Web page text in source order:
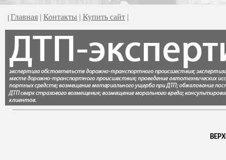
| Главная | Контакты | Купить сайт |